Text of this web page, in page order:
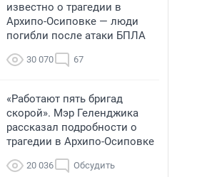
известно о трагедии в
Архипо-Осиповке — люди
погибли после атаки БПЛА
30 070 67
«Работают пять бригад
скорой». Мэр Геленджика
рассказал подробности о
трагедии в Архипо-Осиповке
20 036 Обсудить